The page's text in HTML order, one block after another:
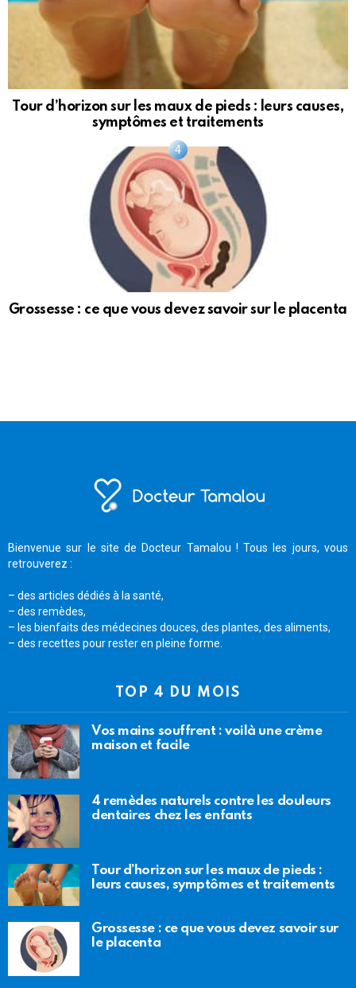
Tour d’horizon sur les maux de pieds : leurs causes,
symptômes et traitements
Grossesse : ce que vous devez savoir sur le placenta
Bienvenue sur le site de Docteur Tamalou ! Tous les jours, vous
retrouverez :
– des articles dédiés à la santé,
– des remèdes,
– les bienfaits des médecines douces, des plantes, des aliments,
– des recettes pour rester en pleine forme.
TOP 4 DU MOIS
Vos mains souffrent : voilà une crème
maison et facile
4 remèdes naturels contre les douleurs
dentaires chez les enfants
Tour d’horizon sur les maux de pieds :
leurs causes, symptômes et traitements
Grossesse : ce que vous devez savoir sur
le placenta